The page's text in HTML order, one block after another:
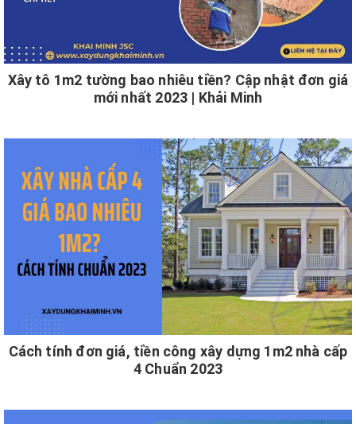
Xây tô 1m2 tường bao nhiêu tiền? Cập nhật đơn giá
mới nhất 2023 | Khải Minh
Cách tính đơn giá, tiền công xây dựng 1m2 nhà cấp
4 Chuẩn 2023